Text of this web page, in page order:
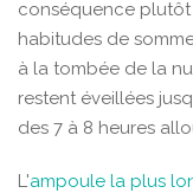
conséquence plutôt
habitudes de
à la tombée de la
restent éveillées
des 7 à 8 heures
L'ampoule la plus